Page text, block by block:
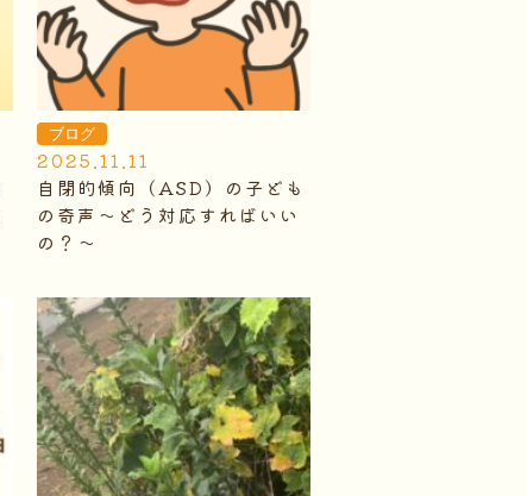
ブログ
2025.11.11
自閉的傾向（ASD）の子ども
の奇声～どう対応すればいい
の？～